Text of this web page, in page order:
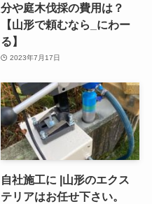
分や庭木伐採の費用は？
【山形で頼むなら_にわー
る】
2023年7月17日
自社施工に |山形のエクス
テリアはお任せ下さい。